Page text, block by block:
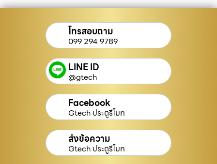
โทรสอบถาม
099 294 9789
LINE ID
@gtech
Facebook
Gtech ประตูรีโมท
ส่งข้อความ
Gtech ประตูรีโมท